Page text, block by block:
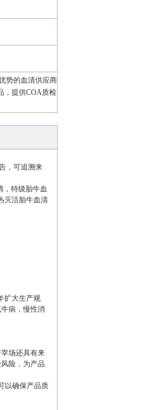
势的血清供应商
，提供COA质检
，可追溯来
，特级胎牛血
灭活胎牛血清
扩大生产规
病，慢性消
场还具有来
险，为产品
以确保产品质